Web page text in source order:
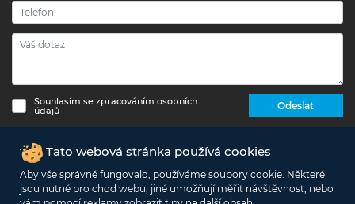
Souhlasím se zpracováním osobních
údajů
Odeslat
Copyright © 2017 - 2026 eshop-strechypr.cz - Všechna
práva vyhrazena -Info o zpracování osobních údajů
Podle zákona o evidenci tržeb je prodávající povinen vystavit kupujícímu
Tato webová stránka používá cookies
Aby vše správně fungovalo, používáme soubory cookie. Některé
jsou nutné pro chod webu, jiné umožňují měřit návštěvnost, nebo